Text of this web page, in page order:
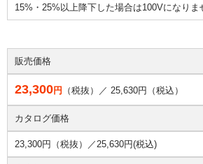
15%・25%以上降下した場合は100Vになりま
販売価格
23,300円 （税抜）／ 25,630円（税込）
カタログ価格
23,300円（税抜）／25,630円(税込)